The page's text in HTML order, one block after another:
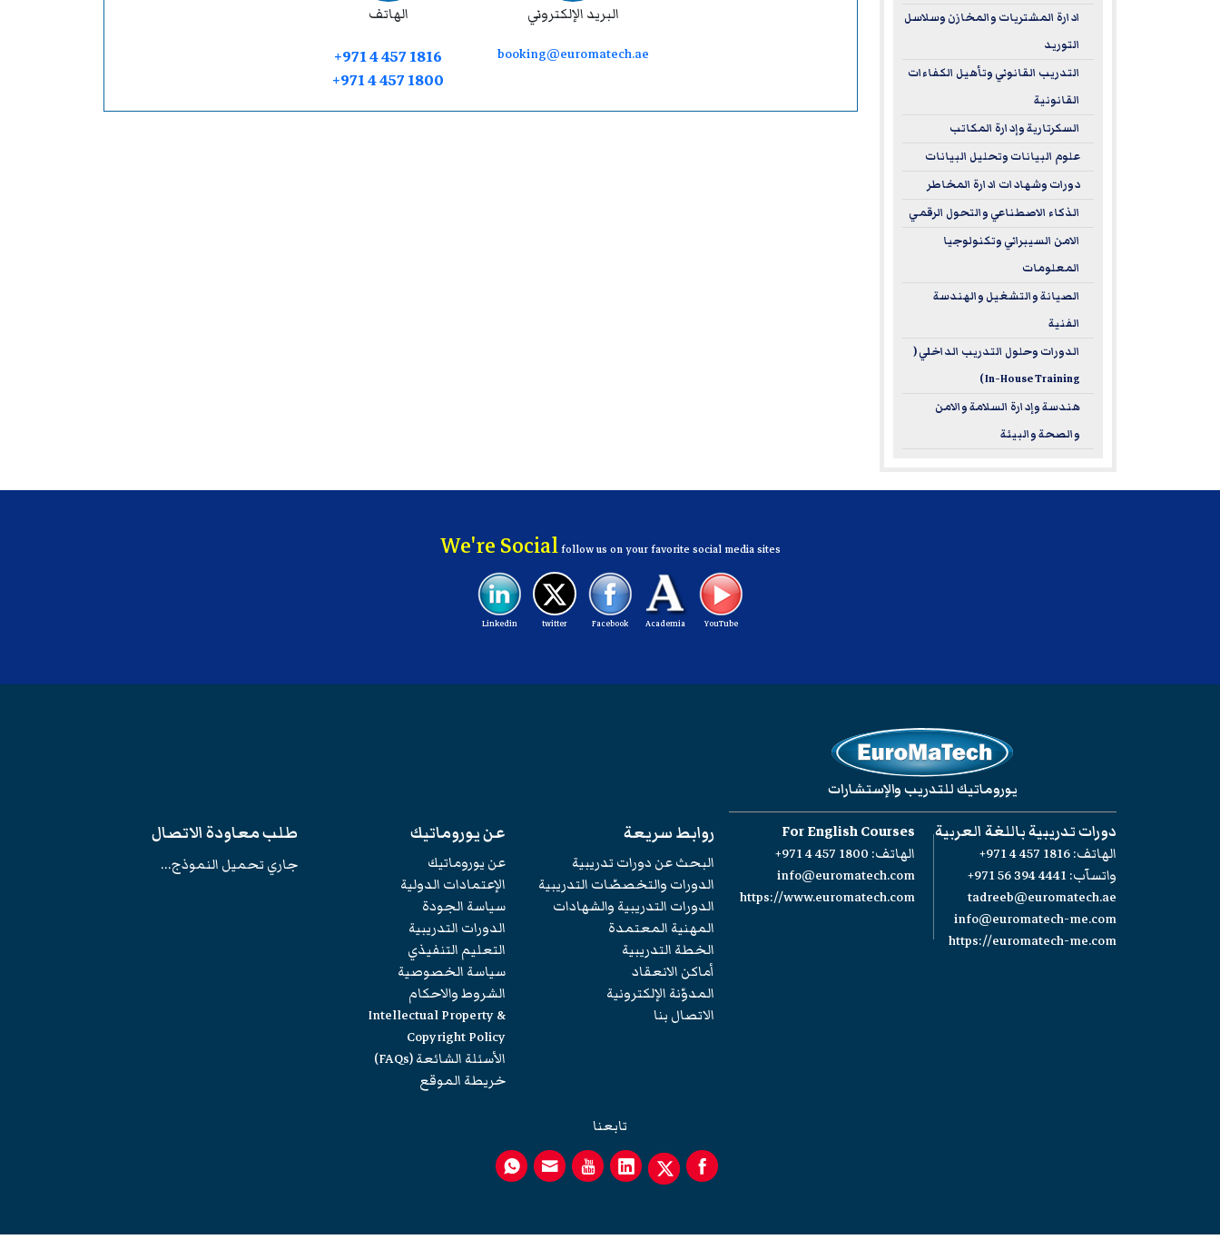
البريد الإلكتروني
booking@euromatech.ae
الهاتف
+971 4 457 1816
+971 4 457 1800
ادارة المشتريات والمخازن وسلاسل
التوريد
التدريب القانوني وتأهيل الكفاءات
القانونية
السكرتارية وإدارة المكاتب
علوم البيانات وتحليل البيانات
دورات وشهادات ادارة المخاطر
الذكاء الاصطناعي والتحول الرقمي
الامن السيبراني وتكنولوجيا
المعلومات
الصيانة والتشغيل والهندسة
الفنية
الدورات وحلول التدريب الداخلي (
In-House Training )
هندسة وإدارة السلامة والامن
والصحة والبيئة
We're Socialfollow us on your favorite social media sites
YouTube
Academia
Facebook
twitter
Linkedin
يوروماتيك للتدريب والإستشارات
دورات تدريبية باللغة العربية
الهاتف:+971 4 457 1816
واتسآب:+971 56 394 4441
tadreeb@euromatech.ae
info@euromatech-me.com
https://euromatech-me.com
For English Courses
الهاتف: +971 4 457 1800
info@euromatech.com
https://www.euromatech.com
روابط سريعة
البحث عن دورات تدريبية
الدورات والتخصصّات التدريبية
الدورات التدريبية والشهادات
المهنية المعتمدة
الخطة التدريبية
أماكن الانعقاد
المدوّنة الإلكترونية
الاتصال بنا
عن يوروماتيك
عن يوروماتيك
الإعتمادات الدولية
سياسة الجودة
الدورات التدريبية
التعليم التنفيذي
سياسة الخصوصية
الشروط والاحكام
Intellectual Property &
Copyright Policy
الأسئلة الشائعة (FAQs)
خريطة الموقع
طلب معاودة الاتصال
جاري تحميل النموذج...
تابعنا